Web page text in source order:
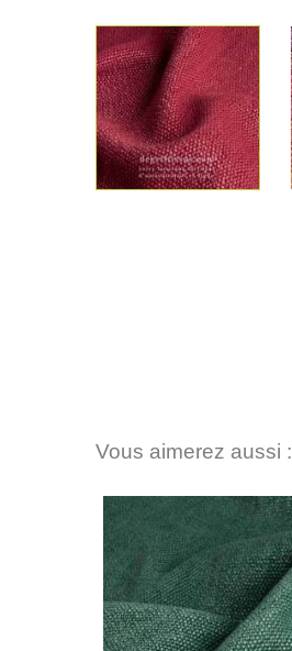
Vous aimerez aussi :